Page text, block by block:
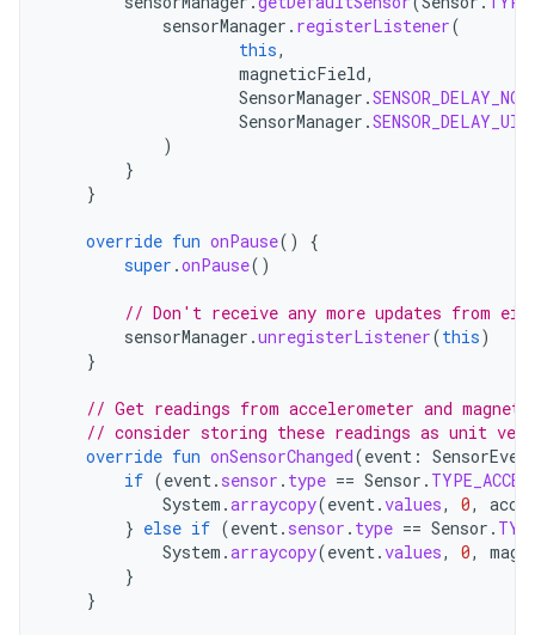
sensorManager . registerListener(
this,
magneticField,
SensorManager .
SensorManager .SENSOR_DELAY_UI
)
}
}
override fun onPause()
{
super .onPause()
// Don't receive any more updates from
sensorManager .unregisterListener(this)
}
// Get readings from accelerometer and
// consider storing these readings as unit
override fun onSensorChanged(event :
if (event. sensor . type == Sensor .
System .arraycopy(event.values, 0,
} else if (event. sensor . type == Sensor .
System .arraycopy(event.values, 0,
}
}